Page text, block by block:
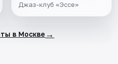
Джаз-клуб «Эссе»
в Москве →